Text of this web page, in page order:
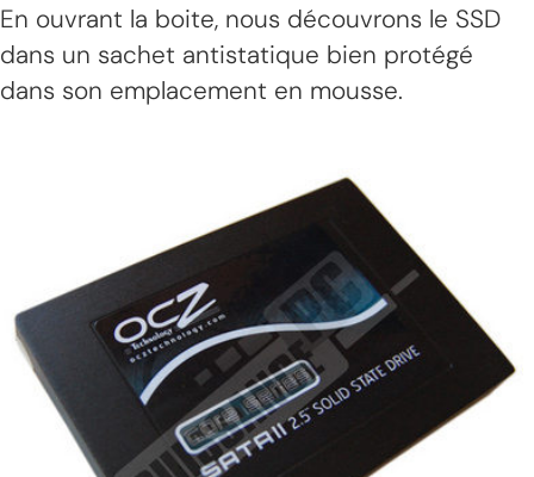
En ouvrant la boite, nous découvrons le SSD
dans un sachet antistatique bien protégé
dans son emplacement en mousse.